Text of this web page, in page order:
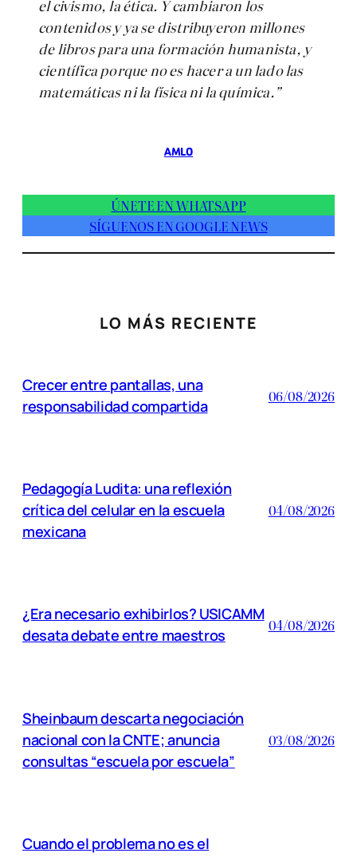
el civismo, la ética. Y cambiaron los
contenidos y ya se distribuyeron millones
de libros para una formación humanista, y
científica porque no es hacer a un lado las
matemáticas ni la física ni la química.”
AMLO
ÚNETE EN WHATSAPP
SÍGUENOS EN GOOGLE NEWS
LO MÁS RECIENTE
Crecer entre pantallas, una
responsabilidad compartida
06/08/2026
Pedagogía Ludita: una reflexión
crítica del celular en la escuela
mexicana
04/08/2026
¿Era necesario exhibirlos? USICAMM
desata debate entre maestros
04/08/2026
Sheinbaum descarta negociación
nacional con la CNTE; anuncia
consultas “escuela por escuela”
03/08/2026
Cuando el problema no es el